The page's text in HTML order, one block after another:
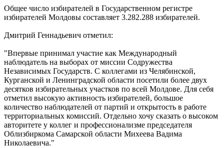
Общее число избирателей в Государственном регистре
избирателей Молдовы составляет 3.282.288 избирателей.
Дмитрий Геннадьевич отметил:
"Впервые принимал участие как Международный
наблюдатель на выборах от миссии Содружества
Независимых Государств. С коллегами из Челябинской,
Курганской и Ленинградской области посетили более двух
десятков избирательных участков по всей Молдове. Для себя
отметил высокую активность избирателей, большое
количество наблюдателей от партий и открытость в работе
территориальных комиссий. Отдельно хочу сказать о высоком
авторитете у коллег и профессионализме председателя
Облизбиркома Самарской области Михеева Вадима
Николаевича."